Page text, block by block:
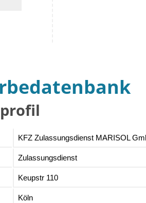
KFZ Zulassungsdienst MARISOL
Zulassungsdienst
Keupstr 110
Köln